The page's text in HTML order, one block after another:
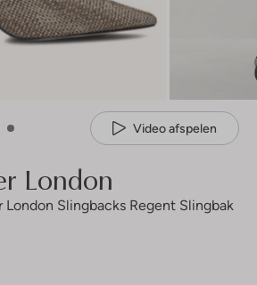
Video afspelen
London
London Slingbacks Regent Slingbak